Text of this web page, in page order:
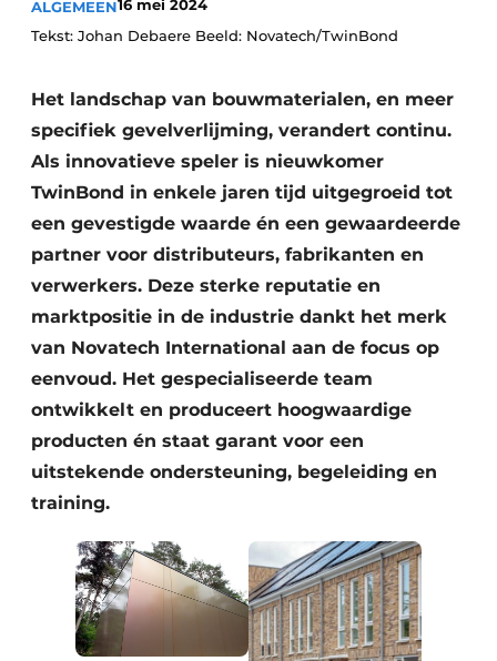
Podcasts
Vacatures
Video’s
ALGEMEEN16 mei 2024
Tekst: Johan Debaere Beeld: Novatech/TwinBond
Het landschap van bouwmaterialen, en meer
specifiek gevelverlijming, verandert continu.
Als innovatieve speler is nieuwkomer
TwinBond in enkele jaren tijd uitgegroeid tot
een gevestigde waarde én een gewaardeerde
partner voor distributeurs, fabrikanten en
verwerkers. Deze sterke reputatie en
marktpositie in de industrie dankt het merk
van Novatech International aan de focus op
eenvoud. Het gespecialiseerde team
ontwikkelt en produceert hoogwaardige
producten én staat garant voor een
uitstekende ondersteuning, begeleiding en
training.